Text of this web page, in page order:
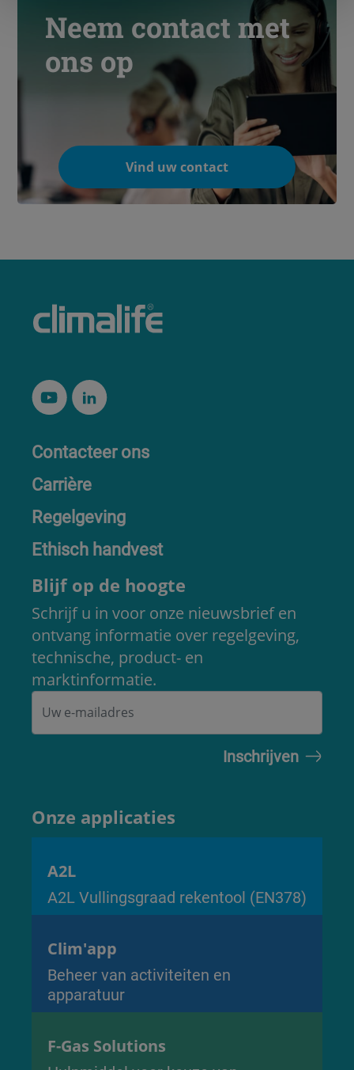
Neem contact met
ons op
Vind uw contact
Contacteer ons
Carrière
Regelgeving
Ethisch handvest
Blijf op de hoogte
Schrijf u in voor onze nieuwsbrief en
ontvang informatie over regelgeving,
technische, product- en
marktinformatie.
Onze applicaties
A2L
A2L Vullingsgraad rekentool (EN378)
Clim'app
Beheer van activiteiten en
apparatuur
F-Gas Solutions